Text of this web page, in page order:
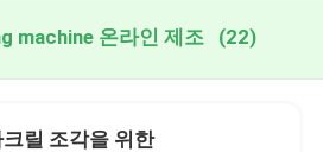
machine 온라인 제조 (22)
크릴 조각을 위한